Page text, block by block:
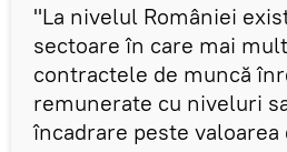
"La nivelul României
sectoare în care mai
contractele de muncă
remunerate cu niveluri
încadrare peste valoarea